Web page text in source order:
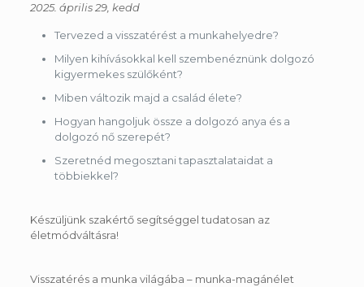
2025. április 29, kedd
Tervezed a visszatérést a munkahelyedre?
Milyen kihívásokkal kell szembenéznünk dolgozó
kigyermekes szülőként?
Miben változik majd a család élete?
Hogyan hangoljuk össze a dolgozó anya és a
dolgozó nő szerepét?
Szeretnéd megosztani tapasztalataidat a
többiekkel?
Készüljünk szakértő segítséggel tudatosan az
életmódváltásra!
Visszatérés a munka világába – munka-magánélet